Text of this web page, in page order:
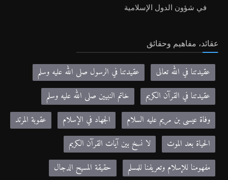
في شؤون الدول الإسلامية
عقائد، مفاهيم وحقائق
عقيدتنا في الله تعالى
عقيدتنا في الرسول صلى الله عليه وسلم
عقيدتنا في القرآن الكريم
خاتم النبيين صلى الله عليه وسلم
وفاة عيسى بن مريم عليه السلام
الجهاد في الإسلام
عقوبة المرتد
الحياة بعد الموت
لا نسخ بين آيات القرآن الكريم
مفهومنا للإسلام وتعريفنا للمسلم
حقيقة المسيح الدجال